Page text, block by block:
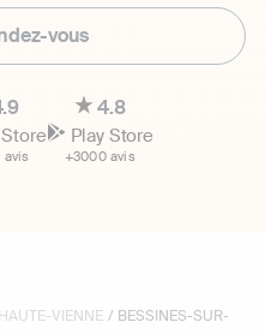
vous
4.8
Play Store
+3000 avis
HAUTE-VIENNE / BESSINES-SUR-